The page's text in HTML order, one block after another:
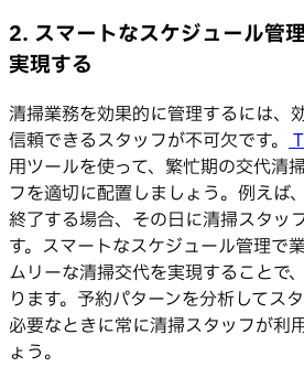
2. スマートなスケジュール管
実現する
清掃業務を効果的に管理するには、
信頼できるスタッフが不可欠です。
用ツールを使って、繁忙期の交代清
フを適切に配置しましょう。例えば
終了する場合、その日に清掃スタッ
す。スマートなスケジュール管理で
ムリーな清掃交代を実現することで、
ります。予約パターンを分析してス
必要なときに常に清掃スタッフが利
ょう。